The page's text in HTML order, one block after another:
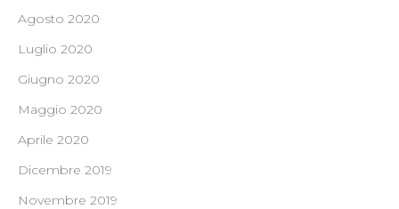
Agosto 2020
Luglio 2020
Giugno 2020
Maggio 2020
Aprile 2020
Dicembre 2019
Novembre 2019